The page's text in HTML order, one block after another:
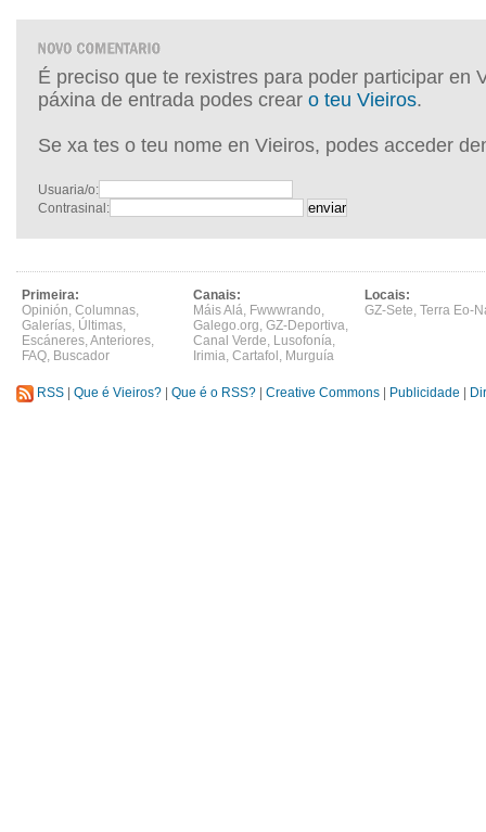
É preciso que te rexistres para poder participar en
páxina de entrada podes crear o teu Vieiros.
Se xa tes o teu nome en Vieiros, podes acceder
Usuaria/o:
Contrasinal:
Primeira:
Opinión, Columnas,
Galerías, Últimas,
Escáneres,Anteriores,
FAQ, Buscador
Canais:
Máis Alá, Fwwwrando,
Galego.org, GZ-Deportiva,
Canal Verde, Lusofonía,
Irimia, Cartafol , Murguía
Locais:
GZ-Sete, Terra Eo-
RSS Que é Vieiros? Que é o RSS? Creative Commons Publicidade